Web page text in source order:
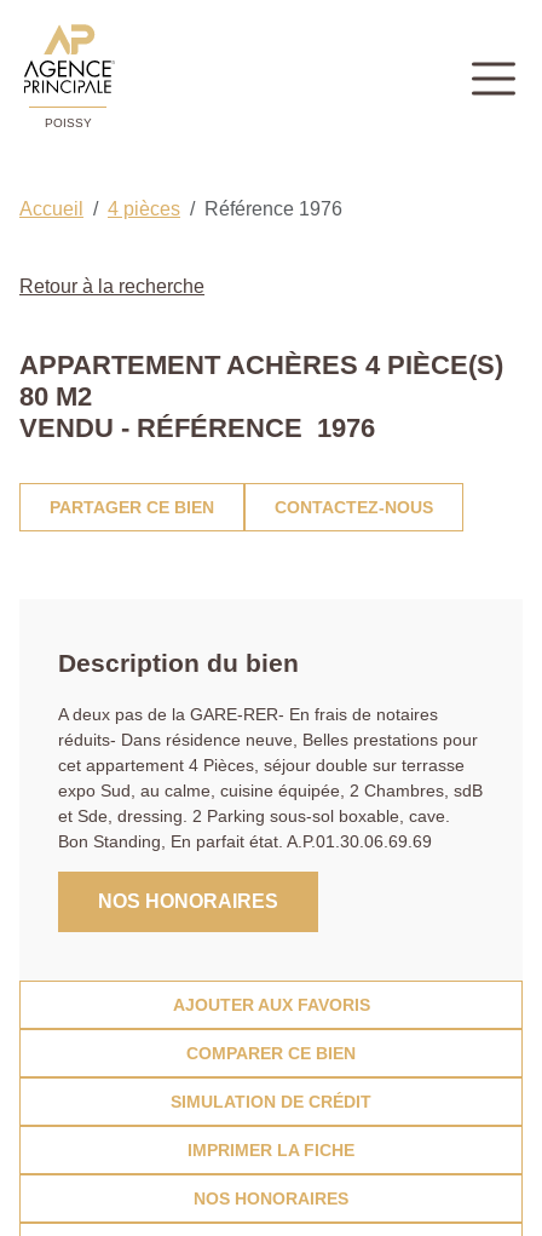
POISSY
Accueil 4 pièces Référence 1976
Retour à la recherche
APPARTEMENT ACHÈRES 4 PIÈCE(S)
80 M2
VENDU - RÉFÉRENCE 1976
PARTAGER CE BIEN CONTACTEZ-NOUS
Description du bien
A deux pas de la GARE-RER- En frais de notaires
réduits- Dans résidence neuve, Belles prestations pour
cet appartement 4 Pièces, séjour double sur terrasse
expo Sud, au calme, cuisine équipée, 2 Chambres, sdB
et Sde, dressing. 2 Parking sous-sol boxable, cave.
Bon Standing, En parfait état. A.P.01.30.06.69.69
NOS HONORAIRES
AJOUTER AUX FAVORIS
COMPARER CE BIEN
SIMULATION DE CRÉDIT
IMPRIMER LA FICHE
NOS HONORAIRES